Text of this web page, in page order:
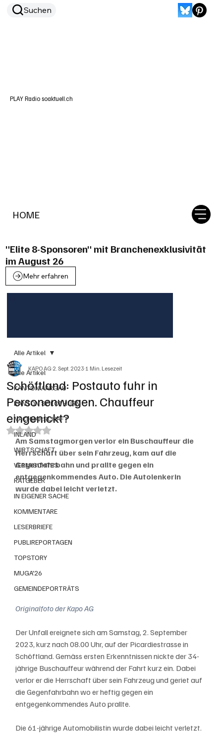
HOME
Suchen
PLAY Radio soaktuell.ch
"Elite 8-Sponsoren" mit Branchenexklusivität
im August 26
Mehr erfahren
Alle Artikel
KANTON AARGAU
KANTON SOLOTHURN
NACHBARSCHAFT
INLAND
WIRTSCHAFT
VERMISCHTES
RATGEBER
IN EIGENER SACHE
KOMMENTARE
LESERBRIEFE
PUBLIREPORTAGEN
TOPSTORY
MUGA'26
GEMEINDEPORTRÄTS
Alle Artikel
Schöftland: Postauto fuhr in
Personenwagen. Chauffeur
eingenickt?
KAPO AG2. Sept. 20231 Min. Lesezeit
Mit NaN von 5 Sternen bewertet.
Am Samstagmorgen verlor ein Buschauffeur die
Herrschaft über sein Fahrzeug, kam auf die
Gegenfahrbahn und prallte gegen ein
entgegenkommendes Auto. Die Autolenkerin
wurde dabei leicht verletzt.
Originalfoto der Kapo AG
Der Unfall ereignete sich am Samstag, 2. September
2023, kurz nach 08.00 Uhr, auf der Picardiestrasse in
Schöftland. Gemäss ersten Erkenntnissen nickte der 34-
jährige Buschauffeur während der Fahrt kurz ein. Dabei
verlor er die Herrschaft über sein Fahrzeug und geriet auf
die Gegenfahrbahn wo er heftig gegen ein
entgegenkommendes Auto prallte.
Die 61-jährige Automobilistin wurde dabei leicht verletzt.